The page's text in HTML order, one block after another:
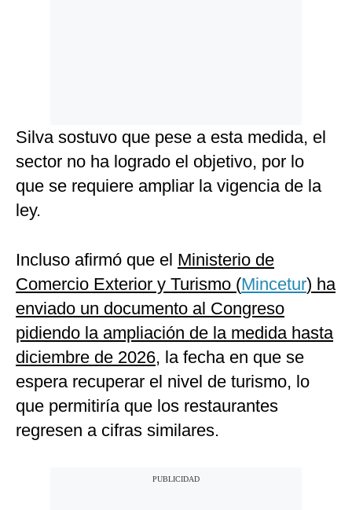
Silva sostuvo que pese a esta medida, el
sector no ha logrado el objetivo, por lo
que se requiere ampliar la vigencia de la
ley.
Incluso afirmó que el Ministerio de
Comercio Exterior y Turismo (Mincetur) ha
enviado un documento al Congreso
pidiendo la ampliación de la medida hasta
diciembre de 2026, la fecha en que se
espera recuperar el nivel de turismo, lo
que permitiría que los restaurantes
regresen a cifras similares.